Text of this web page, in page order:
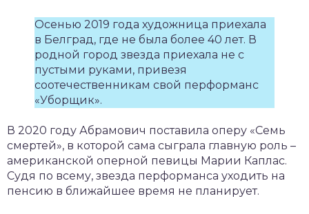
Осенью 2019 года художница приехала
в Белград, где не была более 40 лет. В
родной город звезда приехала не с
пустыми руками, привезя
соотечественникам свой перформанс
«Уборщик».
В 2020 году Абрамович поставила оперу «Семь
смертей», в которой сама сыграла главную роль –
американской оперной певицы Марии Каплас.
Судя по всему, звезда перформанса уходить на
пенсию в ближайшее время не планирует.